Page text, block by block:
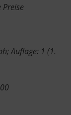
Preise
Auflage: 1 (1.